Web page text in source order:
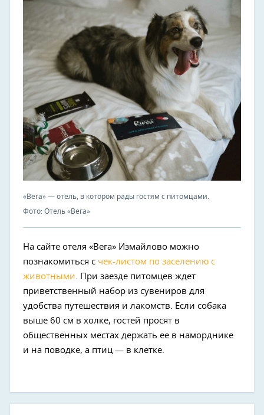
«Вега» — отель, в котором рады гостям с питомцами.
Фото: Отель «Вега»
На сайте отеля «Вега» Измайлово можно
познакомиться с чек-листом по заселению с
животными . При заезде питомцев ждет
приветственный набор из сувениров для
удобства путешествия и лакомств. Если собака
выше 60 см в холке, гостей просят в
общественных местах держать ее в наморднике
и на поводке, а птиц — в клетке.